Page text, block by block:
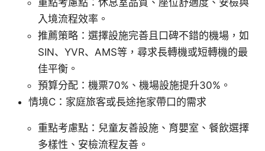
入境流程效率。
推薦策略：選擇設施完善且口碑不錯的機場，如
SIN、YVR、AMS等，尋求長轉機或短轉機的最
佳平衡。
預算分配：機票70%、機場設施提升30%。
情境C：家庭旅客或長途拖家帶口的需求
重點考慮點：兒童友善設施、育嬰室、餐飲選擇
多樣性、安檢流程友善。